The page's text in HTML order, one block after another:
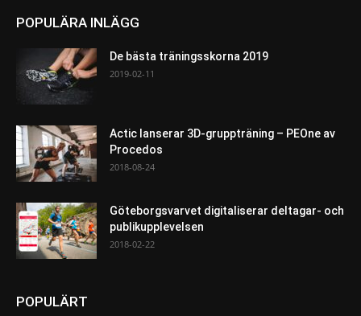
POPULÄRA INLÄGG
De bästa träningsskorna 2019
2019-02-11
Actic lanserar 3D-gruppträning – PEOne av
Procedos
2018-08-24
Göteborgsvarvet digitaliserar deltagar- och
publikupplevelsen
2018-02-22
POPULÄRT